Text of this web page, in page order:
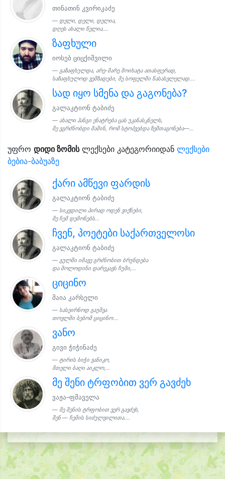
თინათინ კვირიკაძე
დელი, დელი, დელია,
დღეს ახალი წელია....
ზაფხული
იოსებ ციცქიშვილი
გაზაფხულდა, არე-მარე მოიხატა ათასფერად,
საზაფხულოდ ვემზადები, მე სოფელში წასასვლელად....
სად იყო სმენა და გაგონება?
გალაკტიონ ტაბიძე
ახალი ჰანგი ენატრება ცას უკანასკნელს,
მე ვგრძნობდი მაშინ, რომ სტოპვებდა ზეშთაგონება—...
უფრო დიდი ზომისლექსები კატეგორიიდან ლექსები
ბებია-ბაბუაზე
ქარი ამწევი ფარდის
გალაკტიონ ტაბიძე
სიკვდილი პირად ოდენ ვიქნები,
მე ჩემ დემონებს...
ჩვენ, პოეტები საქართველოსი
გალაკტიონ ტაბიძე
გულში იმავე გრძნობით ბრუნდება
და მოლოდინი დარეკავს ჩუმი,...
ციცინო
მაია კარსელი
სასეირნოდ გაუშვა
თოვლში ბებომ ციცინო:...
ვანო
გივი ჭიჭინაძე
ტირის ბიჭი ვანიკო,
მთელი ბაღი აიკლო,...
მე შენი ტრფობით ვერ გავძეხ
ვაჟა–ფშაველა
მე შენის ტრფობით ვერ გავძეხ,
შენ — ჩემის სიძულვილითა....